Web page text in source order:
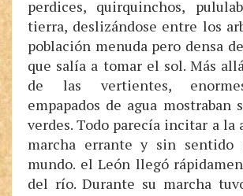
perdices, quirquinchos,
tierra, deslizándose entre los
población menuda pero densa
que salía a tomar el sol. Más
de las vertientes,
empapados de agua mostraban
verdes. Todo parecía incitar a la
marcha errante y sin sentido
mundo. el León llegó
del río. Durante su marcha